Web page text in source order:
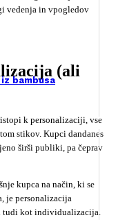
bambusa
vedenja in vpogledov
(ali
k personalizaciji, vse
stikov. Kupci dandanes
širši publiki, pa čeprav
kupca na način, ki se
je personalizacija
tudi kot individualizacija.